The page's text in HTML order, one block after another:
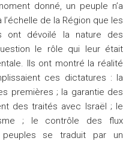
donné, un peuple n’a
de la Région que les
ont dévoilé la nature des
le rôle qui leur était
Ils ont montré la réalité
ces dictatures : la
premières ; la garantie des
des traités avec Israël ; le
; le contrôle des flux
se traduit par un